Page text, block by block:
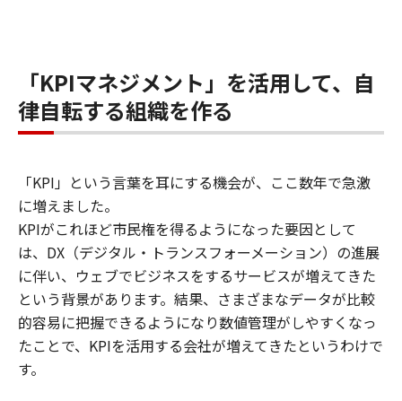
「KPIマネジメント」を活用して、自
律自転する組織を作る
「KPI」という言葉を耳にする機会が、ここ数年で急激
に増えました。
KPIがこれほど市民権を得るようになった要因として
は、DX（デジタル・トランスフォーメーション）の進展
に伴い、ウェブでビジネスをするサービスが増えてきた
という背景があります。結果、さまざまなデータが比較
的容易に把握できるようになり数値管理がしやすくなっ
たことで、KPIを活用する会社が増えてきたというわけで
す。